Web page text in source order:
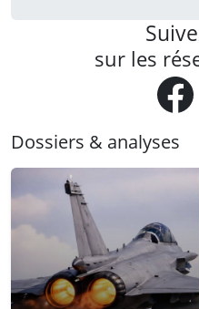
sur les
Dossiers & analyses